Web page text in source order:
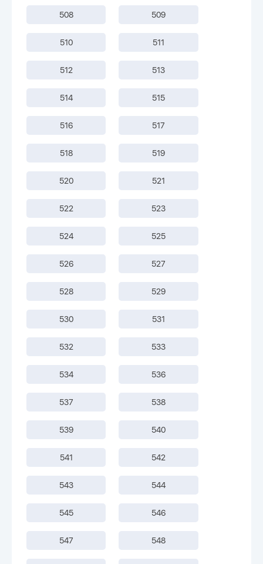
508 509
510 511
512 513
514 515
516 517
518 519
520 521
522 523
524 525
526 527
528 529
530 531
532 533
534 536
537 538
539 540
541 542
543 544
545 546
547 548